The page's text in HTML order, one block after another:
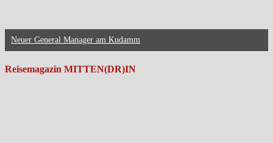
Neuer General Manager am Kudamm
Reisemagazin MITTEN(DR)IN